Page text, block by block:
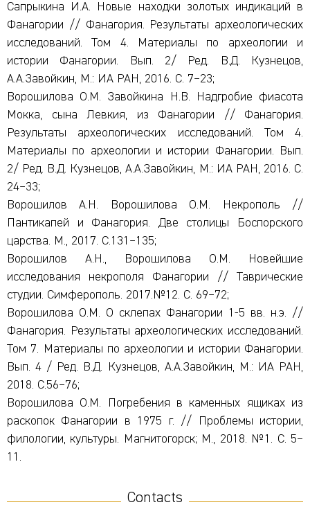
Сапрыкина И.А. Новые находки золотых индикаций в
Фанагории // Фанагория. Результаты археологических
исследований. Том 4. Материалы по археологии и
истории Фанагории. Вып. 2/ Ред. В.Д. Кузнецов,
А.А.Завойкин, М.: ИА РАН, 2016. С. 7–23;
Ворошилова О.М. Завойкина Н.В. Надгробие фиасота
Мокка, сына Левкия, из Фанагории // Фанагория.
Результаты археологических исследований. Том 4.
Материалы по археологии и истории Фанагории. Вып.
2/ Ред. В.Д. Кузнецов, А.А.Завойкин, М.: ИА РАН, 2016. С.
24–33;
Ворошилов А.Н. Ворошилова О.М. Некрополь //
Пантикапей и Фанагория. Две столицы Боспорского
царства. М., 2017. С.131–135;
Ворошилов А.Н., Ворошилова О.М. Новейшие
исследования некрополя Фанагории // Таврические
студии. Симферополь. 2017.№12. С. 69–72;
Ворошилова О.М. О склепах Фанагории 1-5 вв. н.э. //
Фанагория. Результаты археологических исследований.
Том 7. Материалы по археологии и истории Фанагории.
Вып. 4 / Ред. В.Д. Кузнецов, А.А.Завойкин, М.: ИА РАН,
2018. С.56–76;
Ворошилова О.М. Погребения в каменных ящиках из
раскопок Фанагории в 1975 г. // Проблемы истории,
филологии, культуры. Магнитогорск; М., 2018. №1. С. 5–
11.
Contacts